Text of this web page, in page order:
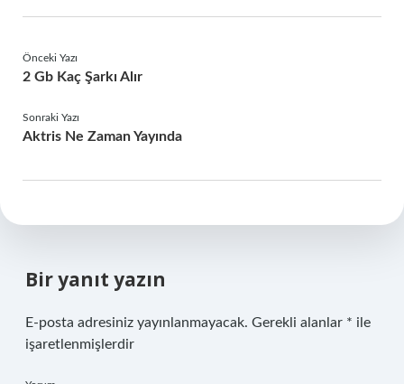
Önceki Yazı
2 Gb Kaç Şarkı Alır
Sonraki Yazı
Aktris Ne Zaman Yayında
Bir yanıt yazın
E-posta adresiniz yayınlanmayacak. Gerekli alanlar * ile
işaretlenmişlerdir